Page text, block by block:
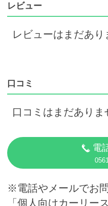
レビュー
レビューはまだあり
口コミ
口コミはまだありま
電
※電話やメールでお
「個人向けカーリー